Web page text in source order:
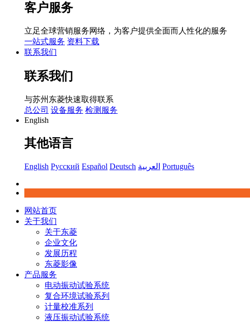
客户服务
立足全球营销服务网络，为客户提供全面而人性化的服务
一站式服务 资料下载
联系我们
联系我们
与苏州东菱快速取得联系
总公司 设备服务 检测服务
English
其他语言
English Русский Español Deutsch العربية Português
网站首页
关于我们
关于东菱
企业文化
发展历程
东菱影像
产品服务
电动振动试验系统
复合环境试验系列
计量校准系列
液压振动试验系统